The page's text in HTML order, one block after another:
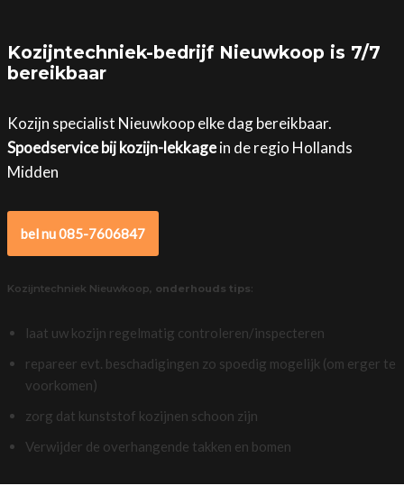
Kozijntechniek-bedrijf Nieuwkoop is 7/7
bereikbaar
Kozijn specialist Nieuwkoop elke dag bereikbaar.
Spoedservice bij kozijn-lekkagein de regio Hollands
Midden
bel nu 085-7606847
Kozijntechniek Nieuwkoop, onderhouds tips:
laat uw kozijn regelmatig controleren/inspecteren
repareer evt. beschadigingen zo spoedig mogelijk (om erger te
voorkomen)
zorg dat kunststof kozijnen schoon zijn
Verwijder de overhangende takken en bomen